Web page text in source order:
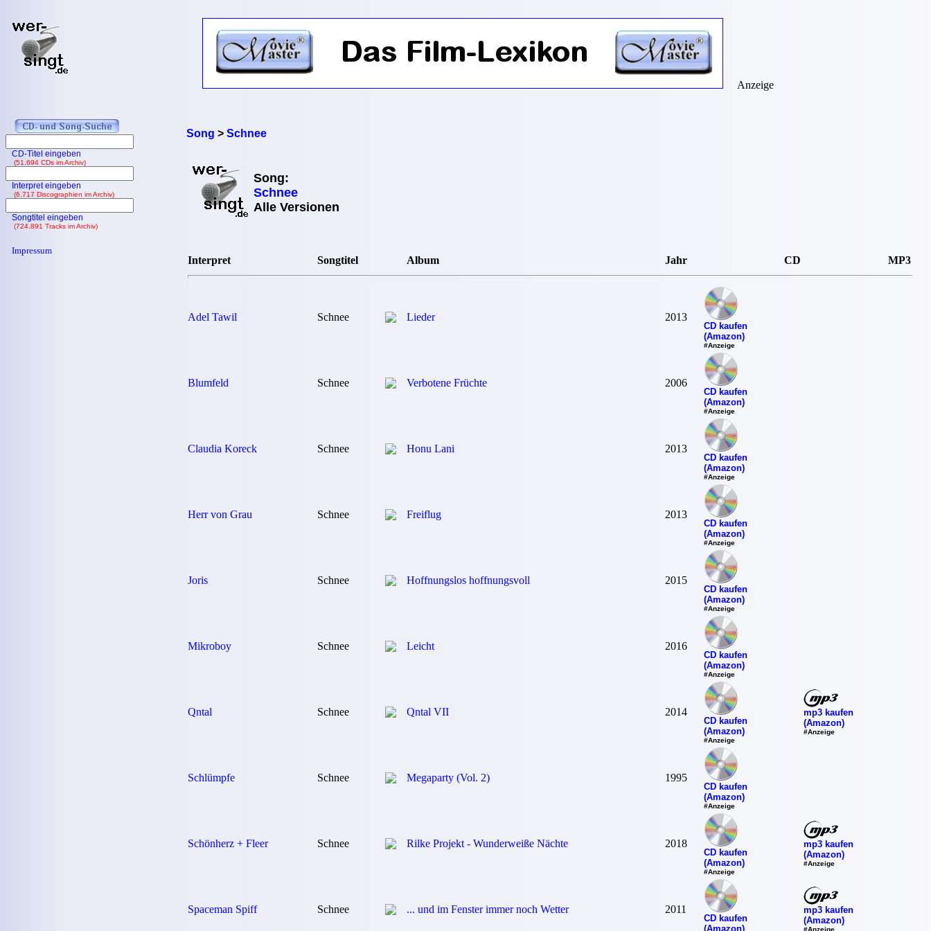
Song > Schnee
Song:
Schnee
Alle Versionen
Interpret Songtitel Album Jahr CD MP3
Adel Tawil Schnee Lieder 2013
CD kaufen
(Amazon)
#Anzeige
Blumfeld Schnee Verbotene Früchte 2006
CD kaufen
(Amazon)
#Anzeige
Claudia Koreck Schnee Honu Lani 2013
CD kaufen
(Amazon)
#Anzeige
Herr von Grau Schnee Freiflug 2013
CD kaufen
(Amazon)
#Anzeige
Joris Schnee Hoffnungslos hoffnungsvoll 2015
CD kaufen
(Amazon)
#Anzeige
Mikroboy Schnee Leicht 2016
CD kaufen
(Amazon)
#Anzeige
Qntal Schnee Qntal VII 2014
CD kaufen
(Amazon)
#Anzeige
mp3 kaufen
(Amazon)
#Anzeige
Schlümpfe Schnee Megaparty (Vol. 2) 1995
CD kaufen
(Amazon)
#Anzeige
Schönherz + Fleer Schnee Rilke Projekt - Wunderweiße Nächte 2018
CD kaufen
(Amazon)
#Anzeige
mp3 kaufen
(Amazon)
#Anzeige
Spaceman Spiff Schnee ... und im Fenster immer noch Wetter 2011
CD kaufen
(Amazon)
mp3 kaufen
(Amazon)
#Anzeige
Anzeige
CD-Titel eingeben
(51.694 CDs im Archiv)
Interpret eingeben
(6.717 Discographien im Archiv)
Songtitel eingeben
(724.891 Tracks im Archiv)
Impressum